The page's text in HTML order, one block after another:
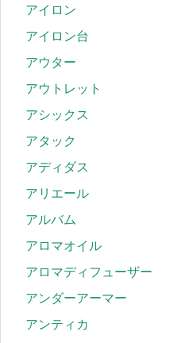
アイロン
アイロン台
アウター
アウトレット
アシックス
アタック
アディダス
アリエール
アルバム
アロマオイル
アロマディフューザー
アンダーアーマー
アンティカ